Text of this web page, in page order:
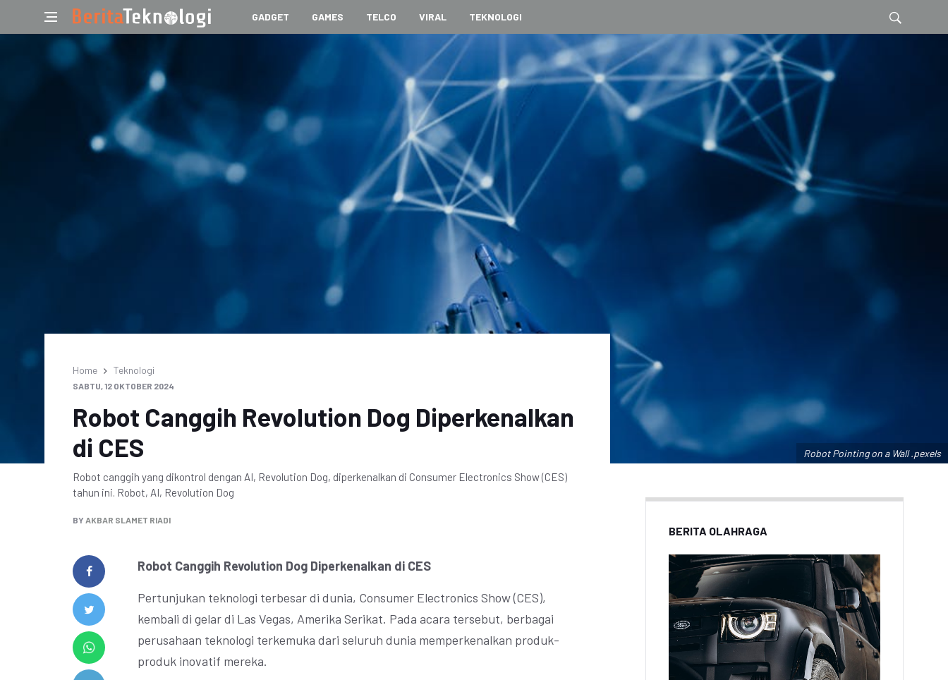
GADGET GAMES TELCO VIRAL TEKNOLOGI
Robot Pointing on a Wall .pexels
Home Teknologi
SABTU, 12 OKTOBER 2024
Robot Canggih Revolution Dog Diperkenalkan
di CES
Robot canggih yang dikontrol dengan AI, Revolution Dog, diperkenalkan di Consumer Electronics Show (CES)
tahun ini. Robot, AI, Revolution Dog
BY AKBAR SLAMET RIADI
Robot Canggih Revolution Dog Diperkenalkan di CES
Pertunjukan teknologi terbesar di dunia, Consumer Electronics Show (CES),
kembali di gelar di Las Vegas, Amerika Serikat. Pada acara tersebut, berbagai
perusahaan teknologi terkemuka dari seluruh dunia memperkenalkan produk-
produk inovatif mereka.
BERITA OLAHRAGA